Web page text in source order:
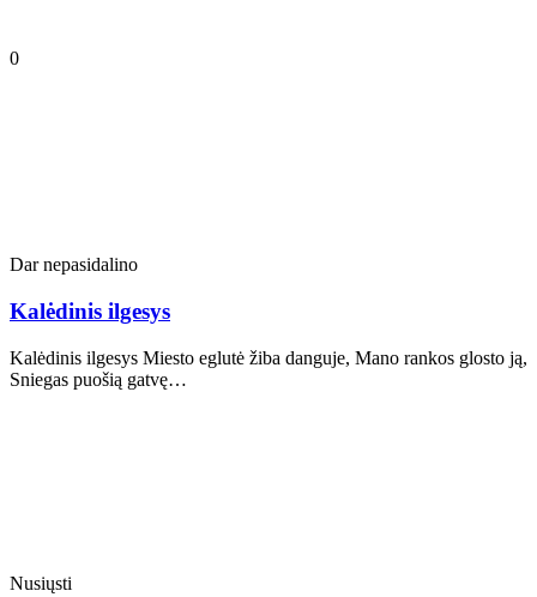
0
Dar nepasidalino
Kalėdinis ilgesys
Kalėdinis ilgesys Miesto eglutė žiba danguje, Mano rankos glosto ją,
Sniegas puošią gatvę…
Nusiųsti